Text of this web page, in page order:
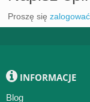
Proszę się zalogować
INFORMACJE
Blog